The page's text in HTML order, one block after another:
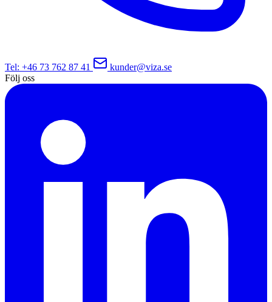
Tel: +46 73 762 87 41
kunder@viza.se
Följ oss